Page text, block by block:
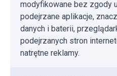
modyfikowane bez zgody
podejrzane aplikacje,
danych i baterii,
podejrzanych stron
natrętne reklamy.